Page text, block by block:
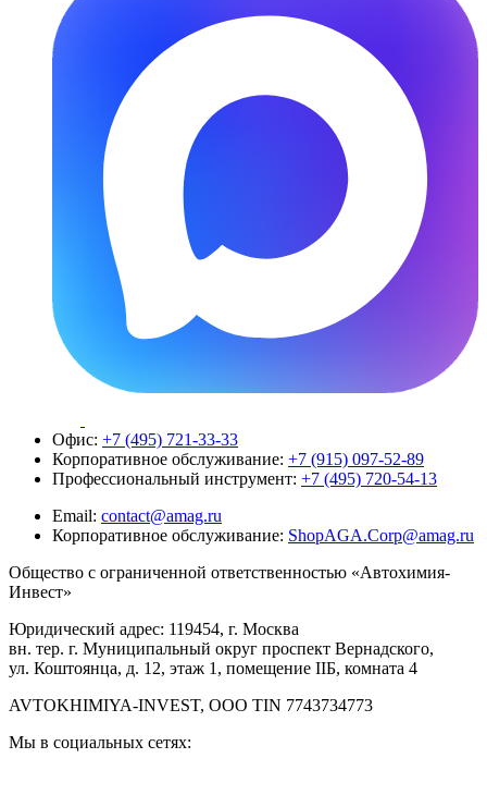
Офис: +7 (495) 721-33-33
Корпоративное обслуживание: +7 (915) 097-52-89
Профессиональный инструмент: +7 (495) 720-54-13
Email: contact@amag.ru
Корпоративное обслуживание: ShopAGA.Corp@amag.ru
Общество с ограниченной ответственностью «Автохимия-
Инвест»
Юридический адрес: 119454, г. Москва
вн. тер. г. Муниципальный округ проспект Вернадского,
ул. Коштоянца, д. 12, этаж 1, помещение IIБ, комната 4
AVTOKHIMIYA-INVEST, OOO TIN 7743734773
Мы в социальных сетях: